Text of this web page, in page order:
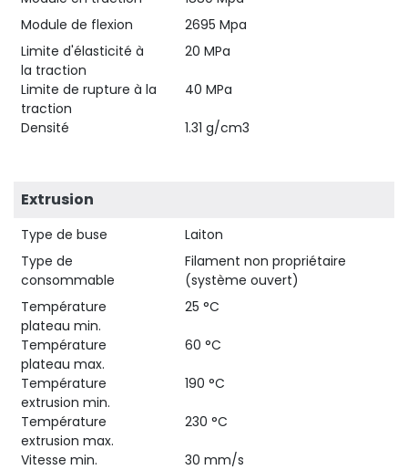
Module de flexion
2695 Mpa
Limite d'élasticité à
la traction
20 MPa
Limite de rupture à la
traction
40 MPa
Densité 1.31 g/cm3
Extrusion
Type de buse
Laiton
Type de
consommable
Filament non propriétaire
(système ouvert)
Température
plateau min.
25 °C
Température
plateau max.
60 °C
Température
extrusion min.
190 °C
Température
extrusion max.
230 °C
Vitesse min.
30 mm/s